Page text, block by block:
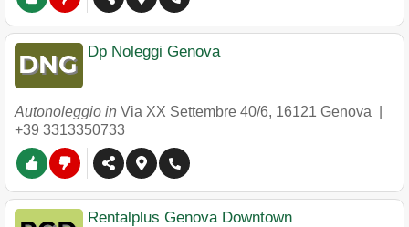
Dp Noleggi Genova
Autonoleggio in Via XX Settembre 40/6, 16121 Genova
+39 3313350733
Rentalplus Genova Downtown